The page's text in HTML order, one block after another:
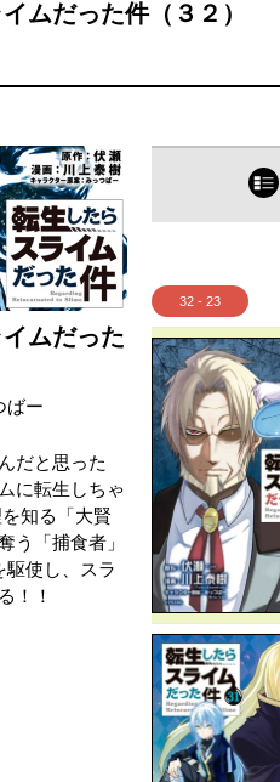
ムだった件（３２）
ムだった
ばー
だと思った
に転生しちゃ
知る「大賢
う「捕食者」
駆使し、スラ
！！
32 - 23